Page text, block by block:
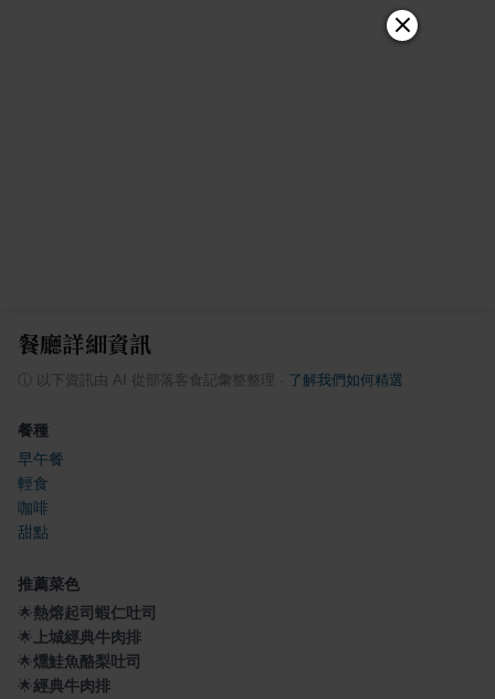
餐廳詳細資訊
以下資訊由 AI 從部落客食記彙整整理 了解我們如何精選
餐種
早午餐
輕食
咖啡
甜點
推薦菜色
🌟熱熔起司蝦仁吐司
🌟 上城經典牛肉排
🌟燻鮭魚酪梨吐司
🌟經典牛肉排